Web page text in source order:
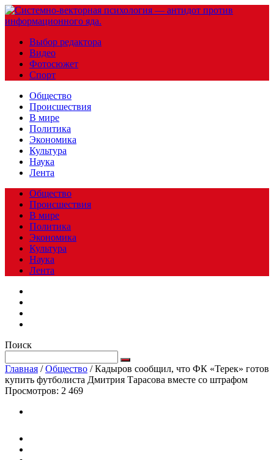
Выбор редактора
Видео
Фотосюжет
Спорт
Общество
Происшествия
В мире
Политика
Экономика
Культура
Наука
Лента
Общество
Происшествия
В мире
Политика
Экономика
Культура
Наука
Лента
Поиск
Главная /Общество /Кадыров сообщил, что ФК «Терек» готов
купить футболиста Дмитрия Тарасова вместе со штрафом
Просмотров: 2 469